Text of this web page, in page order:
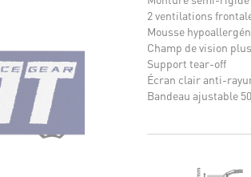
2 ventilations
Mousse
Champ de vision
Support tear-off
Écran clair anti-
Bandeau ajustable